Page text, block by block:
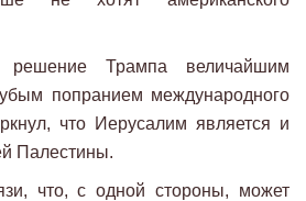
Трампа величайшим
попранием международного
что Иерусалим является и
Палестины.
что, с одной стороны, может